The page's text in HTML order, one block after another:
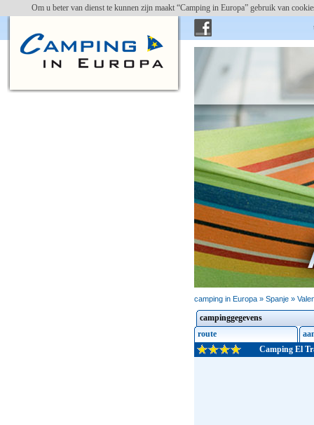
Om u beter van dienst te kunnen zijn maakt “Camping in Europa” gebruik van
camping in Europa » Spanje »
campinggegevens
route
Camping El